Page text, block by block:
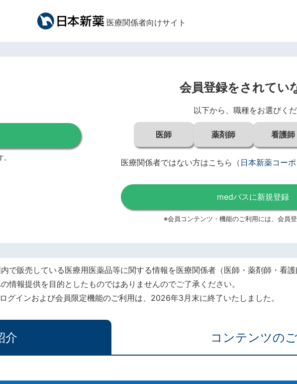
医療関係者向けサイト
会員登録をされてい
以下から、職種をお選びく
医師 薬剤師 看護師
医療関係者ではない方はこちら （ 日本新薬コー
medパスに新規登録
※会員コンテンツ・機能のご利用には、会員
で販売している医療用医薬品等に関する情報を医療関係者（医師・薬剤師・看
情報提供を目的としたものではありませんのでご了承ください。
インおよび会員限定機能のご利用は、2026年3月末に終了いたしました。
介 コンテンツの